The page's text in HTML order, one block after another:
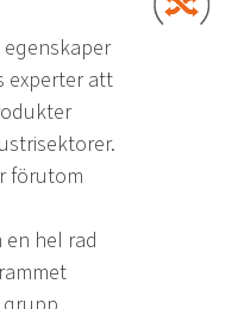
experter att
förutom
hel rad